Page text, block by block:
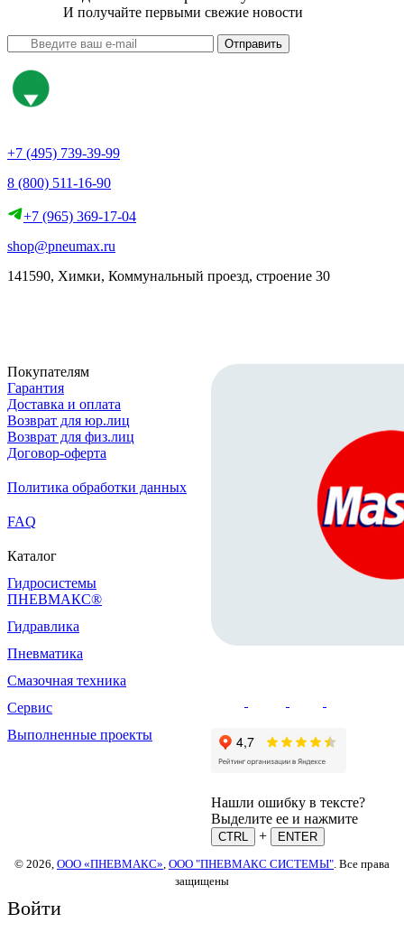
И получайте первыми свежие новости
Отправить
+7 (495) 739-39-99
8 (800) 511-16-90
+7 (965) 369-17-04
shop@pneumax.ru
141590, Химки, Коммунальный проезд, строение 30
Покупателям
Гарантия
Доставка и оплата
Возврат для юр.лиц
Возврат для физ.лиц
Договор-оферта
Политика обработки данных
FAQ
Каталог
Гидросистемы
ПНЕВМАКС®
Гидравлика
Пневматика
Смазочная техника
Сервис
Выполненные проекты
Нашли ошибку в тексте?
Выделите ее и нажмите
CTRL +
ENTER
© 2026, ООО «ПНЕВМАКС» ООО "ПНЕВМАКС СИСТЕМЫ" . Все права
защищены
Войти